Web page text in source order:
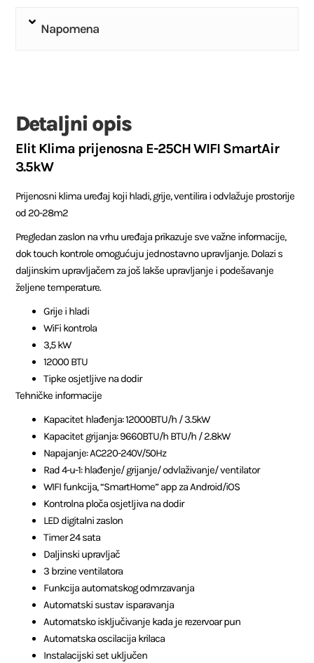
Napomena
Detaljni opis
Elit Klima prijenosna E-25CH WIFI SmartAir
3.5kW
Prijenosni klima uređaj koji hladi, grije, ventilira i odvlažuje prostorije
od 20-28m2
Pregledan zaslon na vrhu uređaja prikazuje sve važne informacije,
dok touch kontrole omogućuju jednostavno upravljanje. Dolazi s
daljinskim upravljačem za još lakše upravljanje i podešavanje
željene temperature.
Grije i hladi
WiFi kontrola
3,5 kW
12000 BTU
Tipke osjetljive na dodir
Tehničke informacije
Kapacitet hlađenja: 12000BTU/h / 3.5kW
Kapacitet grijanja: 9660BTU/h BTU/h / 2.8kW
Napajanje: AC220-240V/50Hz
Rad 4-u-1: hlađenje/ grijanje/ odvlaživanje/ ventilator
WIFI funkcija, “SmartHome” app za Android/iOS
Kontrolna ploča osjetljiva na dodir
LED digitalni zaslon
Timer 24 sata
Daljinski upravljač
3 brzine ventilatora
Funkcija automatskog odmrzavanja
Automatski sustav isparavanja
Automatsko isključivanje kada je rezervoar pun
Automatska oscilacija krilaca
Instalacijski set uključen